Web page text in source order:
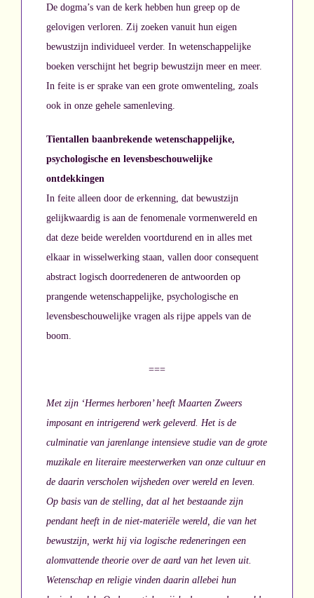
De dogma’s van de kerk hebben hun greep op de
gelovigen verloren. Zij zoeken vanuit hun eigen
bewustzijn individueel verder. In wetenschappelijke
boeken verschijnt het begrip bewustzijn meer en meer.
In feite is er sprake van een grote omwenteling, zoals
ook in onze gehele samenleving.
Tientallen baanbrekende wetenschappelijke,
psychologische en levensbeschouwelijke
ontdekkingen
In feite alleen door de erkenning, dat bewustzijn
gelijkwaardig is aan de fenomenale vormenwereld en
dat deze beide werelden voortdurend en in alles met
elkaar in wisselwerking staan, vallen door consequent
abstract logisch doorredeneren de antwoorden op
prangende wetenschappelijke, psychologische en
levensbeschouwelijke vragen als rijpe appels van de
boom.
===
Met zijn ‘Hermes herboren’ heeft Maarten Zweers
imposant en intrigerend werk geleverd. Het is de
culminatie van jarenlange intensieve studie van de grote
muzikale en literaire meesterwerken van onze cultuur en
de daarin verscholen wijsheden over wereld en leven.
Op basis van de stelling, dat al het bestaande zijn
pendant heeft in de niet-materiële wereld, die van het
bewustzijn, werkt hij via logische redeneringen een
alomvattende theorie over de aard van het leven uit.
Wetenschap en religie vinden daarin allebei hun